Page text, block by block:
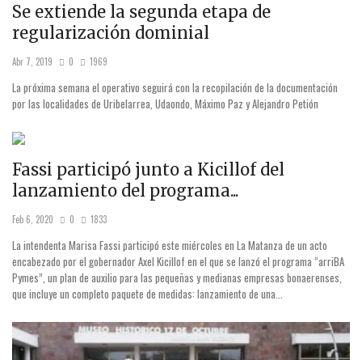
Se extiende la segunda etapa de
regularización dominial
Abr 7, 2019 0 1969
La próxima semana el operativo seguirá con la recopilación de la documentación
por las localidades de Uribelarrea, Udaondo, Máximo Paz y Alejandro Petión
Fassi participó junto a Kicillof del
lanzamiento del programa...
Feb 6, 2020 0 1833
La intendenta Marisa Fassi participó este miércoles en La Matanza de un acto
encabezado por el gobernador Axel Kicillof en el que se lanzó el programa “arriBA
Pymes”, un plan de auxilio para las pequeñas y medianas empresas bonaerenses,
que incluye un completo paquete de medidas: lanzamiento de una...